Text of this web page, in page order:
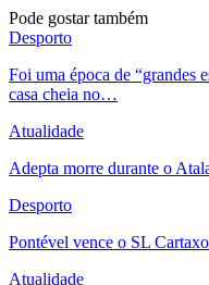
Pode gostar também
Desporto
Foi uma época de “grandes
casa cheia no…
Atualidade
Adepta morre durante o
Desporto
Pontével vence o SL
Atualidade